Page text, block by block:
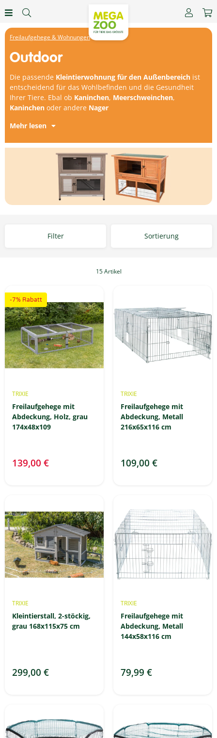
Freilaufgehege & Wohnungen
Outdoor
Die passende Kleintierwohnung für den Außenbereich ist
entscheidend für das Wohlbefinden und die Gesundheit
Ihrer Tiere. Ebal ob Kaninchen, Meerschweinchen,
Kaninchen oder andere Nager
Mehr lesen
Filter Sortierung
15 Artikel
-7% Rabatt
TRIXIE
Freilaufgehege mit
Abdeckung, Holz, grau
174x48x109
139,00 €
TRIXIE
Freilaufgehege mit
Abdeckung, Metall
216x65x116 cm
109,00 €
TRIXIE
Kleintierstall, 2-stöckig,
grau 168x115x75 cm
299,00 €
TRIXIE
Freilaufgehege mit
Abdeckung, Metall
144x58x116 cm
79,99 €